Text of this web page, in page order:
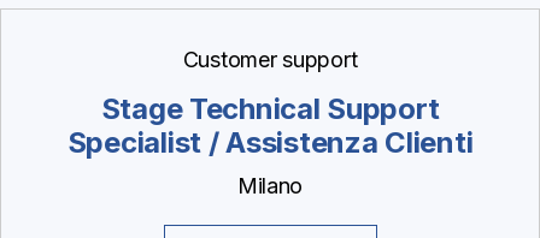
Customer support
Stage Technical Support
Specialist / Assistenza Clienti
Milano